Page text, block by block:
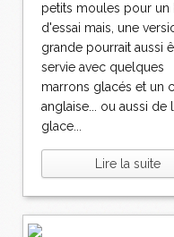
petits moules pour un
d'essai mais, une
grande pourrait aussi
servie avec quelques
marrons glacés et un
anglaise... ou aussi de
glace...
Lire la suite